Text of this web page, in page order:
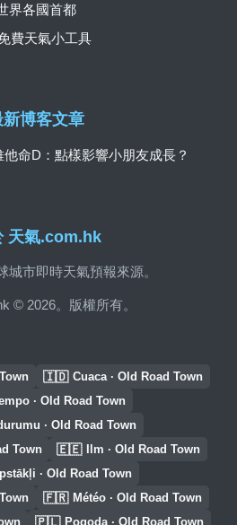
天氣.com.hk
城市即時天氣預報來源。
© 2026。版權所有。
界各國首都
費天氣小工具
新博客文章
命D：點樣影響小朋友成長？
🇮🇩 Cuaca · Old Road Town
· Old Road Town
· Old Road Town
Town 🇪🇪 Ilm · Old Road Town
· Old Road Town
🇫🇷 Météo · Old Road Town
Pogoda · Old Road Town